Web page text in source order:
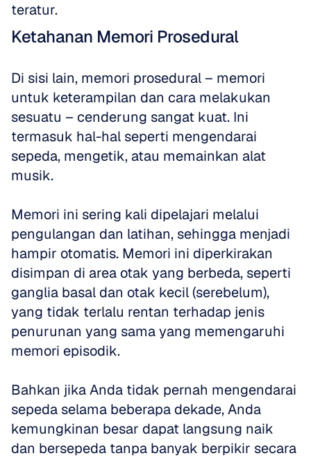
teratur.
Ketahanan Memori Prosedural
Di sisi lain, memori prosedural – memori
untuk keterampilan dan cara melakukan
sesuatu – cenderung sangat kuat. Ini
termasuk hal-hal seperti mengendarai
sepeda, mengetik, atau memainkan alat
musik.
Memori ini sering kali dipelajari melalui
pengulangan dan latihan, sehingga menjadi
hampir otomatis. Memori ini diperkirakan
disimpan di area otak yang berbeda, seperti
ganglia basal dan otak kecil (serebelum),
yang tidak terlalu rentan terhadap jenis
penurunan yang sama yang memengaruhi
memori episodik.
Bahkan jika Anda tidak pernah mengendarai
sepeda selama beberapa dekade, Anda
kemungkinan besar dapat langsung naik
dan bersepeda tanpa banyak berpikir secara